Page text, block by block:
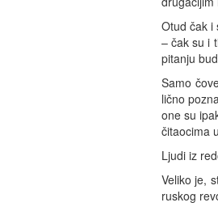
Otud čak i
– čak su i
pitanju
Samo
lično
one su
čitaocima
Ljudi iz
Veliko je,
ruskog